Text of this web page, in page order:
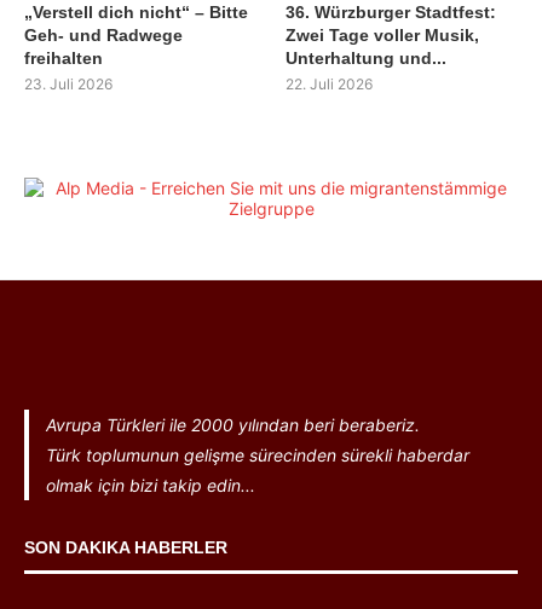
„Verstell dich nicht“ – Bitte
Geh- und Radwege
freihalten
23. Juli 2026
36. Würzburger Stadtfest:
Zwei Tage voller Musik,
Unterhaltung und...
22. Juli 2026
Avrupa Türkleri ile 2000 yılından beri beraberiz.
Türk toplumunun gelişme sürecinden sürekli haberdar
olmak için bizi takip edin...
SON DAKIKA HABERLER